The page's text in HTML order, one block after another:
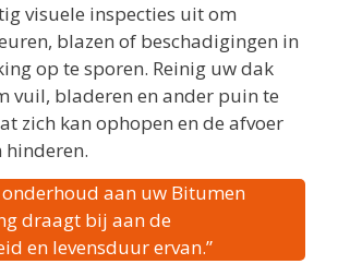
visuele inspecties uit om
blazen of beschadigingen in
op te sporen. Reinig uw dak
vuil, bladeren en ander puin te
zich kan ophopen en de afvoer
hinderen.
onderhoud aan uw Bitumen
draagt bij aan de
en levensduur ervan.”